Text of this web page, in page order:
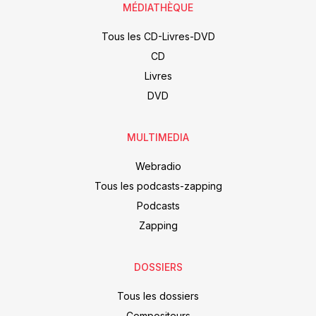
MÉDIATHÈQUE
Tous les CD-Livres-DVD
CD
Livres
DVD
MULTIMEDIA
Webradio
Tous les podcasts-zapping
Podcasts
Zapping
DOSSIERS
Tous les dossiers